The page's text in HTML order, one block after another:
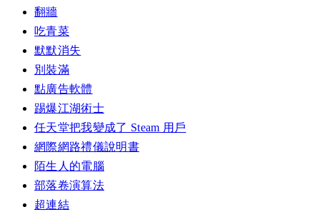
翻牆
吃青菜
默默消失
別裝滿
點廣告軟體
踢爆江湖術士
任天堂把我變成了 Steam 用戶
網際網路禮儀說明書
陌生人的電腦
部落卷演算法
超連結